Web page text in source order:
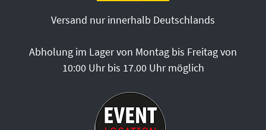
Versand nur innerhalb Deutschlands
Abholung im Lager von Montag bis Freitag von
10:00 Uhr bis 17.00 Uhr möglich